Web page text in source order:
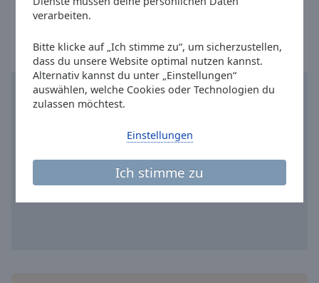
verarbeiten.
Bitte klicke auf „Ich stimme zu“, um sicherzustellen,
dass du unsere Website optimal nutzen kannst.
Alternativ kannst du unter „Einstellungen“
auswählen, welche Cookies oder Technologien du
zulassen möchtest.
Ich stimme zu
Einstellungen
dialog
Ortszeit in Wuppertal:14:11,08.09.2026